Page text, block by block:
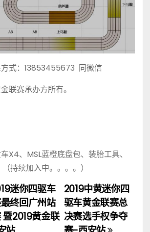
式：13853455673 同微信
联赛承办方所有。
X4、MSL蓝橙底盘包、装胎工具、
持续加入中。。。。）
2019中黄迷你四
驱车黄金联赛总
决赛选手权争夺
迷你四驱车
终回广州站
2019黄金联